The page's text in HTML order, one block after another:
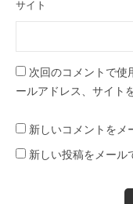
サイト
次回のコメントで使
ールアドレス、サイト
新しいコメントをメ
新しい投稿をメール